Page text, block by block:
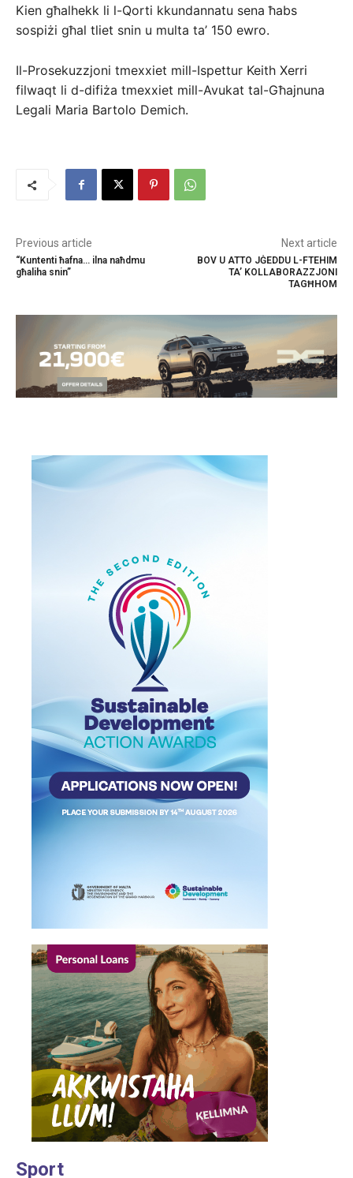
Kien għalhekk li l-Qorti kkundannatu sena ħabs
sospiżi għal tliet snin u multa ta’ 150 ewro.
Il-Prosekuzzjoni tmexxiet mill-Ispettur Keith Xerri
filwaqt li d-difiża tmexxiet mill-Avukat tal-Għajnuna
Legali Maria Bartolo Demich.
Previous article
“Kuntenti ħafna… ilna naħdmu
għaliha snin”
Next article
BOV U ATTO JĠEDDU L-FTEHIM
TA’ KOLLABORAZZJONI
TAGĦHOM
Sport